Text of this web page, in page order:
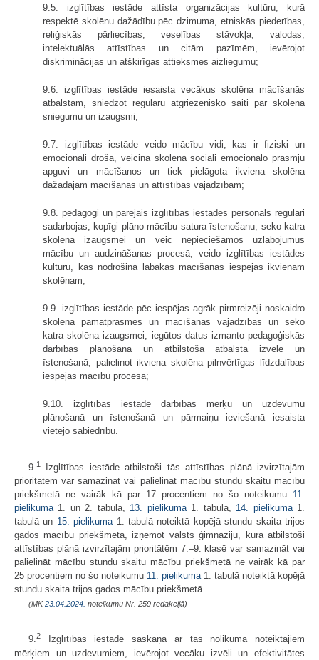
9.5. izglītības iestāde attīsta organizācijas kultūru, kurā
respektē skolēnu dažādību pēc dzimuma, etniskās piederības,
reliģiskās pārliecības, veselības stāvokļa, valodas,
intelektuālās attīstības un citām pazīmēm, ievērojot
diskriminācijas un atšķirīgas attieksmes aizliegumu;
9.6. izglītības iestāde iesaista vecākus skolēna mācīšanās
atbalstam, sniedzot regulāru atgriezenisko saiti par skolēna
sniegumu un izaugsmi;
9.7. izglītības iestāde veido mācību vidi, kas ir fiziski un
emocionāli droša, veicina skolēna sociāli emocionālo prasmju
apguvi un mācīšanos un tiek pielāgota ikviena skolēna
dažādajām mācīšanās un attīstības vajadzībām;
9.8. pedagogi un pārējais izglītības iestādes personāls regulāri
sadarbojas, kopīgi plāno mācību satura īstenošanu, seko katra
skolēna izaugsmei un veic nepieciešamos uzlabojumus
mācību un audzināšanas procesā, veido izglītības iestādes
kultūru, kas nodrošina labākas mācīšanās iespējas ikvienam
skolēnam;
9.9. izglītības iestāde pēc iespējas agrāk pirmreizēji noskaidro
skolēna pamatprasmes un mācīšanās vajadzības un seko
katra skolēna izaugsmei, iegūtos datus izmanto pedagoģiskās
darbības plānošanā un atbilstošā atbalsta izvēlē un
īstenošanā, palielinot ikviena skolēna pilnvērtīgas līdzdalības
iespējas mācību procesā;
9.10. izglītības iestāde darbības mērķu un uzdevumu
plānošanā un īstenošanā un pārmaiņu ieviešanā iesaista
vietējo sabiedrību.
9.1
Izglītības iestāde atbilstoši tās attīstības plānā izvirzītajām
prioritātēm var samazināt vai palielināt mācību stundu skaitu mācību
priekšmetā ne vairāk kā par 17 procentiem no šo noteikumu 11.
pielikuma1. un 2. tabulā, 13. pielikuma1. tabulā, 14. pielikuma1.
tabulā un 15. pielikuma​​​​​​​1. tabulā noteiktā kopējā stundu skaita trijos
gados mācību priekšmetā, izņemot valsts ģimnāziju, kura atbilstoši
attīstības plānā izvirzītajām prioritātēm 7.–9. klasē var samazināt vai
palielināt mācību stundu skaitu mācību priekšmetā ne vairāk kā par
25 procentiem no šo noteikumu 11. pielikuma​​​​​​​1. tabulā noteiktā kopējā
stundu skaita trijos gados mācību priekšmetā.
(MK23.04.2024. noteikumu Nr. 259 redakcijā)
9.2
Izglītības iestāde saskaņā ar tās nolikumā noteiktajiem
mērķiem un uzdevumiem, ievērojot vecāku izvēli un efektivitātes